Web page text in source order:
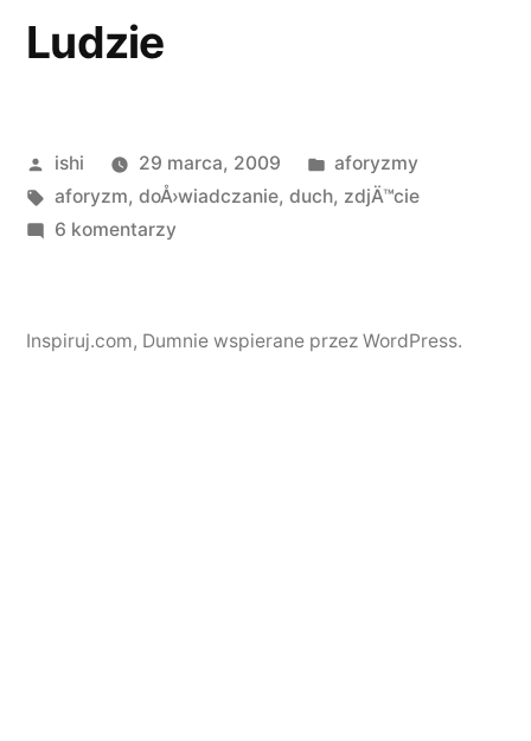
Ludzie
Opublikowane
przez
ishi 29 marca, 2009
Opublikowano
w
aforyzmy
Tagi:
aforyzm, doÅ›wiadczanie, duch, zdjÄ™cie
6 komentarzydo
Inspiruj.com, Dumnie wspierane przez WordPress.